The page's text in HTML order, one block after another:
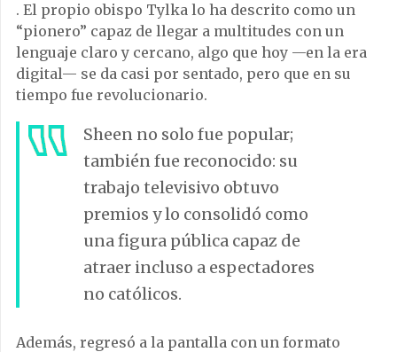
. El propio obispo Tylka lo ha descrito como un
“pionero” capaz de llegar a multitudes con un
lenguaje claro y cercano, algo que hoy —en la era
digital— se da casi por sentado, pero que en su
tiempo fue revolucionario.
Sheen no solo fue popular;
también fue reconocido: su
trabajo televisivo obtuvo
premios y lo consolidó como
una figura pública capaz de
atraer incluso a espectadores
no católicos.
Además, regresó a la pantalla con un formato